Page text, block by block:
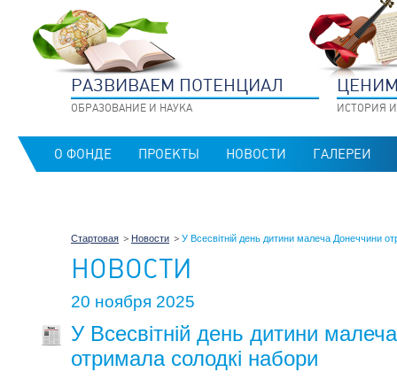
РАЗВИВАЕМ ПОТЕНЦИАЛ
ОБРАЗОВАНИЕ И НАУКА ИСТОРИЯ
О ФОНДЕ ПРОЕКТЫ НОВОСТИ ГАЛЕРЕИ
Стартовая Новости У Всесвітній день дитини малеча Донеччини
НОВОСТИ
20 ноября 2025
У Всесвітній день дитини
отримала солодкі набори